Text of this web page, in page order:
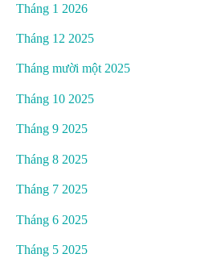
Tháng 1 2026
Tháng 12 2025
Tháng mười một 2025
Tháng 10 2025
Tháng 9 2025
Tháng 8 2025
Tháng 7 2025
Tháng 6 2025
Tháng 5 2025